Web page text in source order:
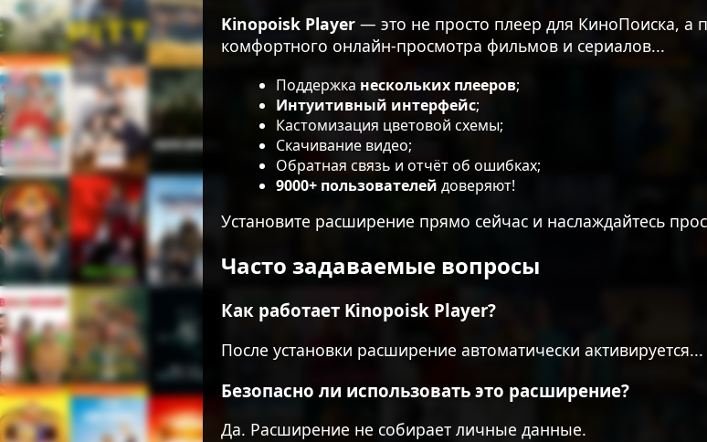
Kinopoisk Player — это не просто плеер для КиноПоиска, а
комфортного онлайн-просмотра фильмов и сериалов...
Поддержка нескольких плееров;
Интуитивный интерфейс;
Кастомизация цветовой схемы;
Скачивание видео;
Обратная связь и отчёт об ошибках;
9000+ пользователей доверяют!
Установите расширение прямо сейчас и наслаждайтесь
Часто задаваемые вопросы
Как работает Kinopoisk Player?
После установки расширение автоматически активируется...
Безопасно ли использовать это расширение?
Да. Расширение не собирает личные данные.